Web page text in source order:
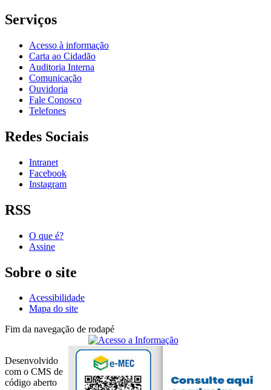
Serviços
Acesso à informação
Carta ao Cidadão
Auditoria Interna
Comunicação
Ouvidoria
Fale Conosco
Telefones
Redes Sociais
Intranet
Facebook
Instagram
RSS
O que é?
Assine
Sobre o site
Acessibilidade
Mapa do site
Fim da navegação de rodapé
Desenvolvido
com o CMS de
código aberto